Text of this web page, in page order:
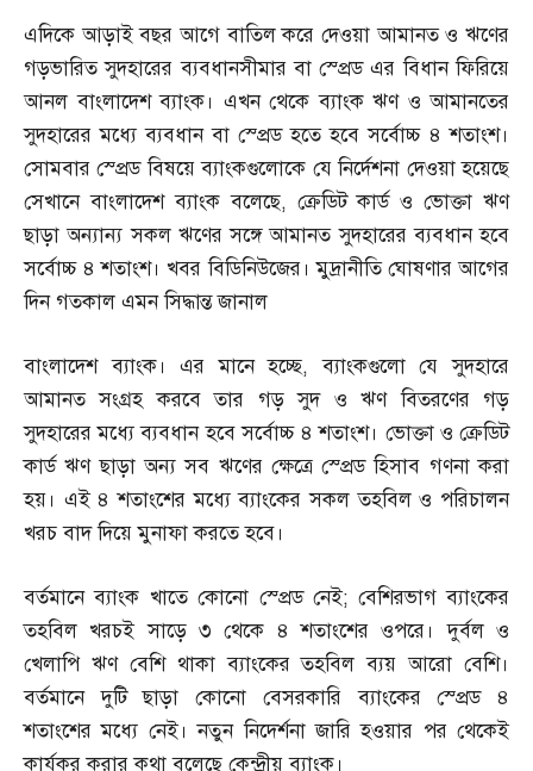
এদিকে আড়াই বছর আগে বাতিল করে দেওয়া আমানত ও ঋণের
গড়ভারিত সুদহারের ব্যবধানসীমার বা স্প্রেড এর বিধান ফিরিয়ে
আনল বাংলাদেশ ব্যাংক। এখন থেকে ব্যাংক ঋণ ও আমানতের
সুদহারের মধ্যে ব্যবধান বা স্প্রেড হতে হবে সর্বোচ্চ ৪ শতাংশ।
সোমবার স্প্রেড বিষয়ে ব্যাংকগুলোকে যে নির্দেশনা দেওয়া হয়েছে
সেখানে বাংলাদেশ ব্যাংক বলেছে, ক্রেডিট কার্ড ও ভোক্তা ঋণ
ছাড়া অন্যান্য সকল ঋণের সঙ্গে আমানত সুদহারের ব্যবধান হবে
সর্বোচ্চ ৪ শতাংশ। খবর বিডিনিউজের। মুদ্রানীতি ঘোষণার আগের
দিন গতকাল এমন সিদ্ধান্ত জানাল
বাংলাদেশ ব্যাংক। এর মানে হচ্ছে,ব্যাংকগুলো যে সুদহারে
আমানত সংগ্রহ করবে তার গড় সুদ ও ঋণ বিতরণের গড়
সুদহারের মধ্যে ব্যবধান হবে সর্বোচ্চ ৪ শতাংশ। ভোক্তা ও ক্রেডিট
কার্ড ঋণ ছাড়া অন্য সব ঋণের ক্ষেত্রে স্প্রেড হিসাব গণনা করা
হয়। এই ৪ শতাংশের মধ্যে ব্যাংকের সকল তহবিল ও পরিচালন
খরচ বাদ দিয়ে মুনাফা করতে হবে।
বর্তমানে ব্যাংক খাতে কোনো স্প্রেড নেই; বেশিরভাগ ব্যাংকের
তহবিল খরচই সাড়ে ৩ থেকে ৪ শতাংশের ওপরে। দুর্বল ও
খেলাপি ঋণ বেশি থাকা ব্যাংকের তহবিল ব্যয় আরো বেশি।
বর্তমানে দুটি ছাড়া কোনো বেসরকারি ব্যাংকের স্প্রেড ৪
শতাংশের মধ্যে নেই। নতুন নিদের্শনা জারি হওয়ার পর থেকেই
কার্যকর করার কথা বলেছে কেন্দ্রীয় ব্যাংক।